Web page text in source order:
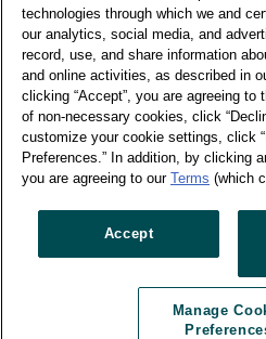
London SE1 9LQ
T +44 (0)207 076 9000
Entschlüsselung des
der Zukunft Ihrer
datengestütztes
Cookie-
©
technologies through which we and
our analytics, social media, and
record, use, and share information
and online activities, as described in
clicking “Accept”, you are agreeing to
of non-necessary cookies, click
customize your cookie settings, click
Preferences.” In addition, by clicking
you are agreeing to our Terms (which
Accept
Manage